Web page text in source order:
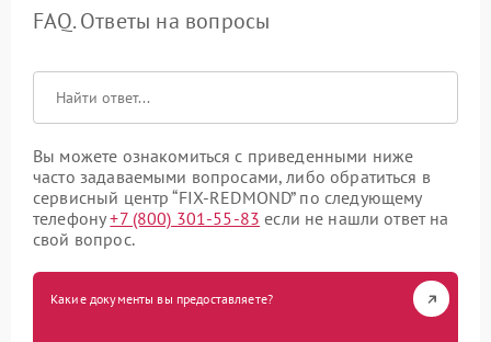
FAQ. Ответы на вопросы
Вы можете ознакомиться с приведенными ниже
часто задаваемыми вопросами, либо обратиться в
сервисный центр “FIX-REDMOND” по следующему
телефону+7 (800) 301-55-83 если не нашли ответ на
свой вопрос.
Какие документы вы предоставляете?